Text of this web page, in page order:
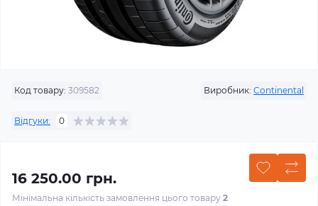
Код товару: 309582 Виробник: Continental
Відгуки: 0
16 250.00 грн.
Мінімальна кількість замовлення цього товару 2